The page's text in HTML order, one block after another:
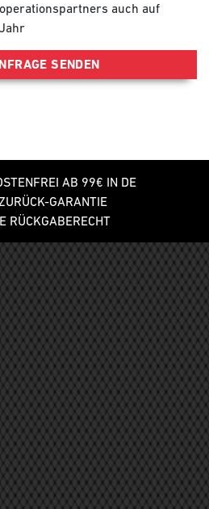
auch auf
SENDEN
AB 99€ IN DE
GARANTIE
RÜCKGABERECHT